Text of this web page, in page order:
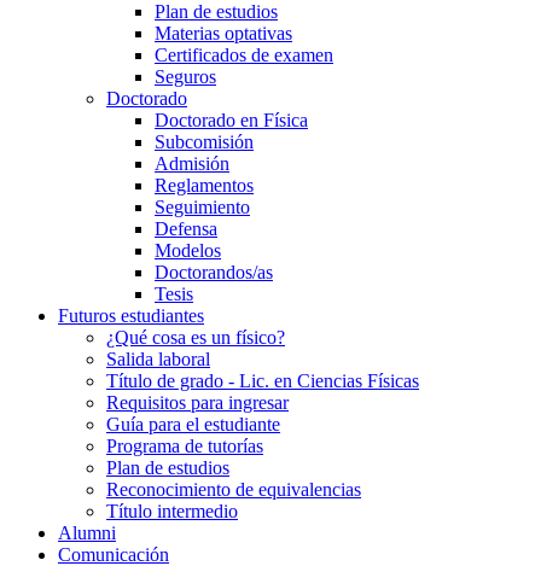
Plan de estudios
Materias optativas
Certificados de examen
Seguros
Doctorado
Doctorado en Física
Subcomisión
Admisión
Reglamentos
Seguimiento
Defensa
Modelos
Doctorandos/as
Tesis
Futuros estudiantes
¿Qué cosa es un físico?
Salida laboral
Título de grado - Lic. en Ciencias Físicas
Requisitos para ingresar
Guía para el estudiante
Programa de tutorías
Plan de estudios
Reconocimiento de equivalencias
Título intermedio
Alumni
Comunicación